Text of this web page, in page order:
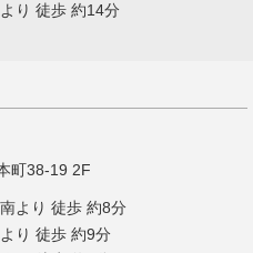
り 徒歩 約14分
町38-19 2F
より 徒歩 約8分
り 徒歩 約9分